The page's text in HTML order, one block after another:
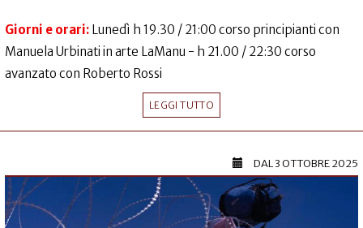
Giorni e orari: Lunedì h 19.30 / 21:00 corso principianti con
Manuela Urbinati in arte LaManu - h 21.00 / 22:30 corso
avanzato con Roberto Rossi
LEGGI TUTTO
DAL3 OTTOBRE 2025